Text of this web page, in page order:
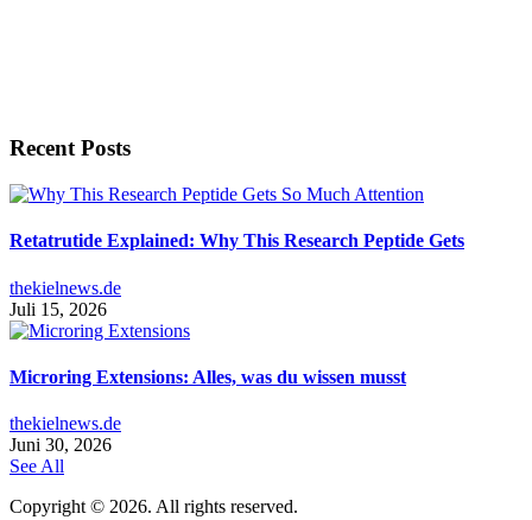
Recent Posts
Retatrutide Explained: Why This Research Peptide Gets
thekielnews.de
Juli 15, 2026
Microring Extensions: Alles, was du wissen musst
thekielnews.de
Juni 30, 2026
See All
Copyright © 2026. All rights reserved.